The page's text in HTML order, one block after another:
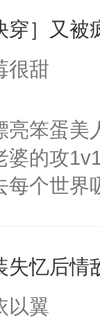
的手，
你哪里
的下巴将
在马棚
“你跑不
亲你。
不要，心
是伪强制
一个随
素的娇软
前十几
世事的小
伯父利用
界大佬
附他们的
Alpha天
再遭受毒
穿］又
很甜
亮笨蛋
婆的攻
每个世界
家讨回去
眼里是致
失忆后情
以翼